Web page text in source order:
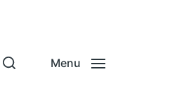
Menu